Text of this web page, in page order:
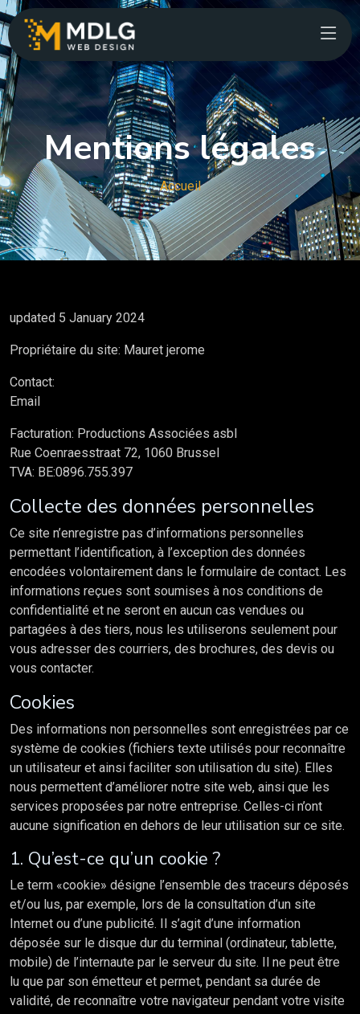
Mentions légales
Accueil
updated 5 January 2024
Propriétaire du site: Mauret jerome
Contact:
Email
Facturation: Productions Associées asbl
Rue Coenraesstraat 72, 1060 Brussel
TVA: BE:0896.755.397
Collecte des données personnelles
Ce site n’enregistre pas d’informations personnelles
permettant l’identification, à l’exception des données
encodées volontairement dans le formulaire de contact. Les
informations reçues sont soumises à nos conditions de
confidentialité et ne seront en aucun cas vendues ou
partagées à des tiers, nous les utiliserons seulement pour
vous adresser des courriers, des brochures, des devis ou
vous contacter.
Cookies
Des informations non personnelles sont enregistrées par ce
système de cookies (fichiers texte utilisés pour reconnaître
un utilisateur et ainsi faciliter son utilisation du site). Elles
nous permettent d’améliorer notre site web, ainsi que les
services proposées par notre entreprise. Celles-ci n’ont
aucune signification en dehors de leur utilisation sur ce site.
1. Qu’est-ce qu’un cookie ?
Le term «cookie» désigne l’ensemble des traceurs déposés
et/ou lus, par exemple, lors de la consultation d’un site
Internet ou d’une publicité. Il s’agit d’une information
déposée sur le disque dur du terminal (ordinateur, tablette,
mobile) de l’internaute par le serveur du site. Il ne peut être
lu que par son émetteur et permet, pendant sa durée de
validité, de reconnaître votre navigateur pendant votre visite